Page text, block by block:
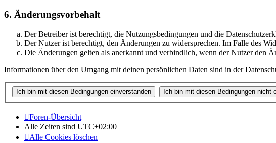
6. Änderungsvorbehalt
Der Betreiber ist berechtigt, die Nutzungsbedingungen und die
Der Nutzer ist berechtigt, den Änderungen zu widersprechen. Im Falle des
Die Änderungen gelten als anerkannt und verbindlich, wenn der Nutzer den
Informationen über den Umgang mit deinen persönlichen Daten sind in der
Foren-Übersicht
Alle Zeiten sind UTC+02:00
Alle Cookies löschen